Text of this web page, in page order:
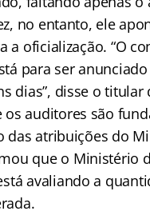
no entanto, ele
a oficialização. “O
para ser anunciado
dias”, disse o titular
auditores são
das atribuições do
que o Ministério
avaliando a